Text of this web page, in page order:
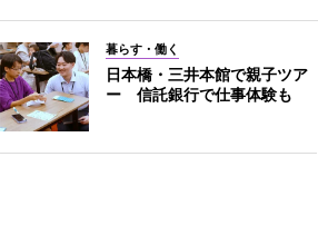
暮らす・働く
日本橋・三井本館で親子ツア
ー 信託銀行で仕事体験も